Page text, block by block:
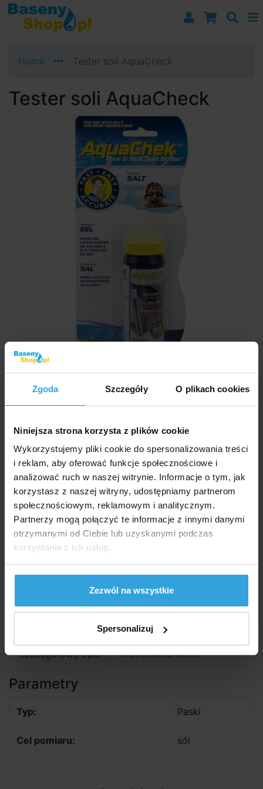
Zgoda Szczegóły O plikach cookies
Niniejsza strona korzysta z plików cookie
Wykorzystujemy pliki cookie do spersonalizowania treści
i reklam, aby oferować funkcje społecznościowe i
analizować ruch w naszej witrynie. Informacje o tym, jak
korzystasz z naszej witryny, udostępniamy partnerom
społecznościowym, reklamowym i analitycznym.
Partnerzy mogą połączyć te informacje z innymi danymi
otrzymanymi od Ciebie lub uzyskanymi podczas
korzystania z ich usług.
Zezwól na wszystkie
Spersonalizuj
Przejdź do nawigacji
Przejdź do treści
Przejdź do paska bocznego
Home Tester soli AquaCheck
Tester soli AquaCheck
Prezentacja video
basenowej. 1 opakowanie zawiera 10 pasków
testowych.
Kod produktu: BP723
Dostępność:
W Magazynie > 5 szt
we czwartek u was
Zapytaj sprzedawcę
Szczegółowy opis Prezentacja video
Parametry
Typ: Paski
Cel pomiaru: sól